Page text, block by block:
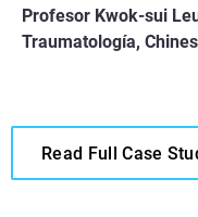
Profesor Kwok-sui
Traumatología,
Read Full Case